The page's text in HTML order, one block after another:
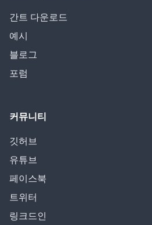
간트 다운로드
예시
블로그
포럼
커뮤니티
깃허브
유튜브
페이스북
트위터
링크드인